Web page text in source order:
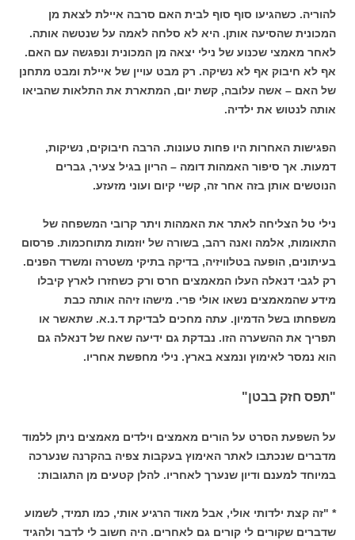
להוריה. כשהגיעו סוף סוף לבית האם סרבה איילת לצאת מן
המכונית שהסיעה אותן. היא לא סלחה לאמה על שנטשה אותה.
לאחר מאמצי שכנוע של נילי יצאה מן המכונית ונפגשה עם האם.
אף לא חיבוק אף לא נשיקה. רק מבט עויין של איילת ומבט מתחנן
של האם – אשה עלובה, קשת יום, המתארת את התלאות שהביאו
אותה לנטוש את ילדיה.
הפגישות האחרות היו פחות טעונות. הרבה חיבוקים, נשיקות,
דמעות. אך סיפור האמהות דומה – הריון בגיל צעיר, גברים
הנוטשים אותן בזה אחר זה, קשיי קיום ועוני מזעזע.
נילי טל הצליחה לאתר את האמהות ויתר קרובי המשפחה של
התאומות, אלמה ואנה רהב, בשורה של יוזמות מתוחכמות. פרסום
בעיתונים, הופעה בטלוויזיה, בדיקה בתיקי משטרה ומשרד הפנים.
רק לגבי דנאלה העלו המאמצים חרס ורק כשחזרו לארץ קיבלו
מידע שהמאמצים נשאו אולי פרי. מישהו זיהה אותה כבת
משפחתו בשל הדמיון. עתה מחכים לבדיקת ד.נ.א. שתאשר או
תפריך את ההשערה הזו. נבדקת גם ידיעה שאח של דנאלה גם
הוא נמסר לאימוץ ונמצא בארץ. נילי מחפשת אחריו.
"תפס חזק בבטן"
על השפעת הסרט על הורים מאמצים וילדים מאמצים ניתן ללמוד
מדברים שנכתבו לאתר האימוץ בעקבות צפיה בהקרנה שנערכה
במיוחד למענם ודיון שנערך לאחריו. להלן קטעים מן התגובות:
* "זה קצת ילדותי אולי, אבל מאוד הרגיע אותי, כמו תמיד, לשמוע
שדברים שקורים לי קורים גם לאחרים. היה חשוב לי לדבר ולהגיד